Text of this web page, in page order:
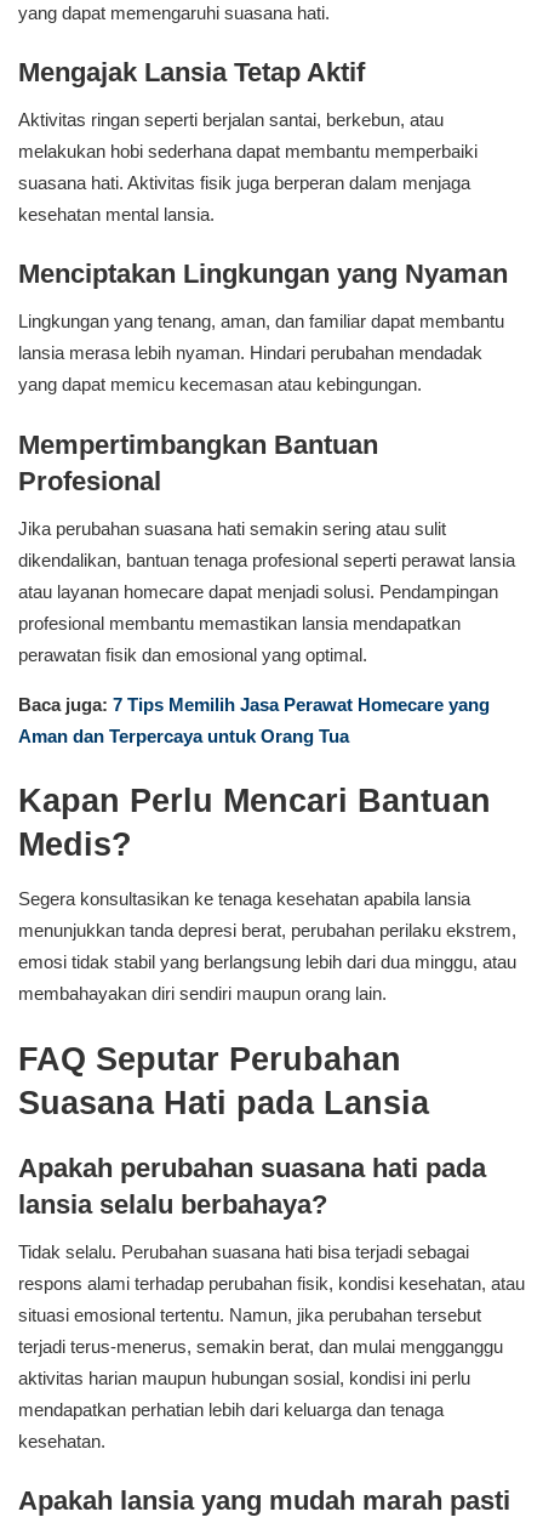
yang dapat memengaruhi suasana hati.
Mengajak Lansia Tetap Aktif
Aktivitas ringan seperti berjalan santai, berkebun, atau
melakukan hobi sederhana dapat membantu memperbaiki
suasana hati. Aktivitas fisik juga berperan dalam menjaga
kesehatan mental lansia.
Menciptakan Lingkungan yang Nyaman
Lingkungan yang tenang, aman, dan familiar dapat membantu
lansia merasa lebih nyaman. Hindari perubahan mendadak
yang dapat memicu kecemasan atau kebingungan.
Mempertimbangkan Bantuan
Profesional
Jika perubahan suasana hati semakin sering atau sulit
dikendalikan, bantuan tenaga profesional seperti perawat lansia
atau layanan homecare dapat menjadi solusi. Pendampingan
profesional membantu memastikan lansia mendapatkan
perawatan fisik dan emosional yang optimal.
Baca juga: 7 Tips Memilih Jasa Perawat Homecare yang
Aman dan Terpercaya untuk Orang Tua
Kapan Perlu Mencari Bantuan
Medis?
Segera konsultasikan ke tenaga kesehatan apabila lansia
menunjukkan tanda depresi berat, perubahan perilaku ekstrem,
emosi tidak stabil yang berlangsung lebih dari dua minggu, atau
membahayakan diri sendiri maupun orang lain.
FAQ Seputar Perubahan
Suasana Hati pada Lansia
Apakah perubahan suasana hati pada
lansia selalu berbahaya?
Tidak selalu. Perubahan suasana hati bisa terjadi sebagai
respons alami terhadap perubahan fisik, kondisi kesehatan, atau
situasi emosional tertentu. Namun, jika perubahan tersebut
terjadi terus-menerus, semakin berat, dan mulai mengganggu
aktivitas harian maupun hubungan sosial, kondisi ini perlu
mendapatkan perhatian lebih dari keluarga dan tenaga
kesehatan.
Apakah lansia yang mudah marah pasti